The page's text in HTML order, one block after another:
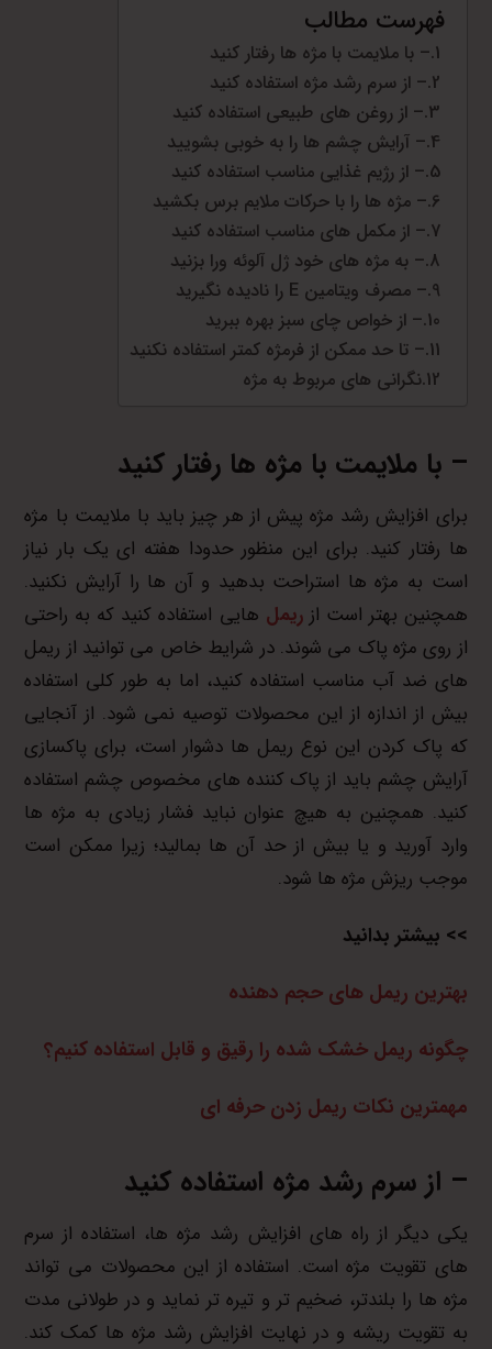
فهرست مطالب
– با ملایمت با مژه ها رفتار کنید
– از سرم رشد مژه استفاده کنید
– از روغن های طبیعی استفاده کنید
– آرایش چشم ها را به خوبی بشویید
– از رژیم غذایی مناسب استفاده کنید
– مژه ها را با حرکات ملایم برس بکشید
– از مکمل های مناسب استفاده کنید
– به مژه های خود ژل آلوئه ورا بزنید
– مصرف ویتامین E را نادیده نگیرید
– از خواص چای سبز بهره ببرید
– تا حد ممکن از فرمژه کمتر استفاده نکنید
نگرانی های مربوط به مژه
– با ملایمت با مژه ها رفتار کنید
برای افزایش رشد مژه پیش از هر چیز باید با ملایمت با مژه
ها رفتار کنید. برای این منظور حدودا هفته ای یک بار نیاز
است به مژه ها استراحت بدهید و آن ها را آرایش نکنید.
همچنین بهتر است ازریمل هایی استفاده کنید که به راحتی
از روی مژه پاک می شوند. در شرایط خاص می توانید از ریمل
های ضد آب مناسب استفاده کنید، اما به طور کلی استفاده
بیش از اندازه از این محصولات توصیه نمی شود. از آنجایی
که پاک کردن این نوع ریمل ها دشوار است، برای پاکسازی
آرایش چشم باید از پاک کننده های مخصوص چشم استفاده
کنید. همچنین به هیچ عنوان نباید فشار زیادی به مژه ها
وارد آورید و یا بیش از حد آن ها بمالید؛ زیرا ممکن است
موجب ریزش مژه ها شود.
>> بیشتر بدانید
بهترین ریمل های حجم دهنده
چگونه ریمل خشک شده را رقیق و قابل استفاده کنیم؟
مهمترین نکات ریمل زدن حرفه ای
– از سرم رشد مژه استفاده کنید
یکی دیگر از راه های افزایش رشد مژه ها، استفاده از سرم
های تقویت مژه است. استفاده از این محصولات می تواند
مژه ها را بلندتر، ضخیم تر و تیره تر نماید و در طولانی مدت
به تقویت ریشه و در نهایت افزایش رشد مژه ها کمک کند.